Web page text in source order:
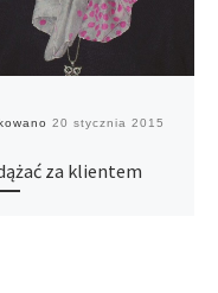
20 stycznia 2015
za klientem